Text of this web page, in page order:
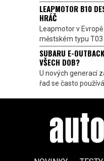
LEAPMOTOR B10
HRÁČ
Leapmotor v
městském typu T03
SUBARU E-
VŠECH DOB?
U nových generací
řad se často